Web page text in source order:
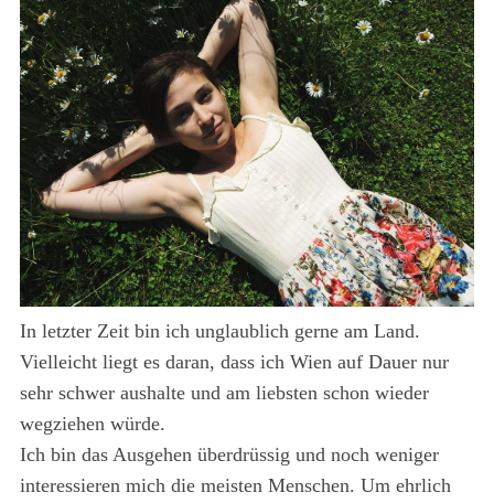
In letzter Zeit bin ich unglaublich gerne am Land.
Vielleicht liegt es daran, dass ich Wien auf Dauer nur
sehr schwer aushalte und am liebsten schon wieder
wegziehen würde.
Ich bin das Ausgehen überdrüssig und noch weniger
interessieren mich die meisten Menschen. Um ehrlich